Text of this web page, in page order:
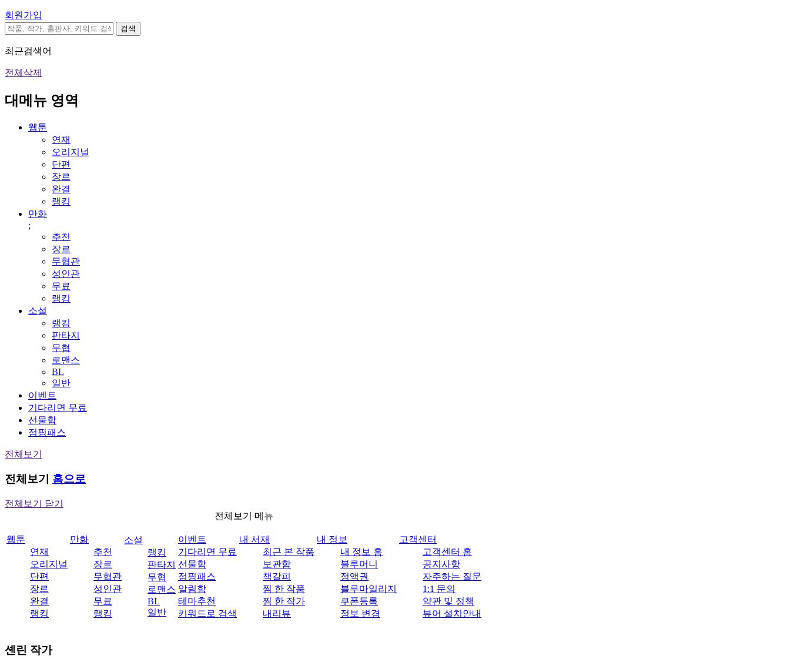
회원가입
검색
최근검색어
전체삭제
대메뉴 영역
웹툰
연재
오리지널
단편
장르
완결
랭킹
만화
;
추천
장르
무협관
성인관
무료
랭킹
소설
랭킹
판타지
무협
로맨스
BL
일반
이벤트
기다리면 무료
선물함
점핑패스
전체보기
전체보기 홈으로
전체보기 닫기
전체보기 메뉴
웹툰
연재
오리지널
단편
장르
완결
랭킹
만화
추천
장르
무협관
성인관
무료
랭킹
소설
랭킹
판타지
무협
로맨스
BL
일반
이벤트
기다리면 무료
선물함
점핑패스
알림함
테마추천
키워드로 검색
내 서재
최근 본 작품
보관함
책갈피
찜 한 작품
찜 한 작가
내리뷰
내 정보
내 정보 홈
블루머니
정액권
블루마일리지
쿠폰등록
정보 변경
고객센터
고객센터 홈
공지사항
자주하는 질문
1:1 문의
약관 및 정책
뷰어 설치안내
셴린 작가